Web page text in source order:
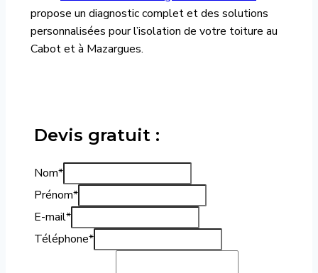
propose un diagnostic complet et des solutions
personnalisées pour l’isolation de votre toiture au
Cabot et à Mazargues.
Devis gratuit :
Nom*
Prénom*
E-mail*
Téléphone*